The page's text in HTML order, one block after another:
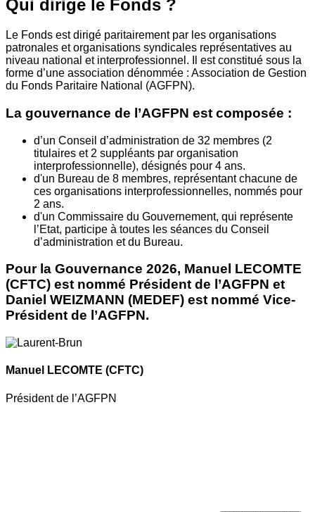
Qui dirige le Fonds ?
Le Fonds est dirigé paritairement par les organisations
patronales et organisations syndicales représentatives au
niveau national et interprofessionnel. Il est constitué sous la
forme d’une association dénommée : Association de Gestion
du Fonds Paritaire National (AGFPN).
La gouvernance de l’AGFPN est composée :
d’un Conseil d’administration de 32 membres (2
titulaires et 2 suppléants par organisation
interprofessionnelle), désignés pour 4 ans.
d'un Bureau de 8 membres, représentant chacune de
ces organisations interprofessionnelles, nommés pour
2 ans.
d'un Commissaire du Gouvernement, qui représente
l’Etat, participe à toutes les séances du Conseil
d’administration et du Bureau.
Pour la Gouvernance 2026, Manuel LECOMTE
(CFTC) est nommé Président de l’AGFPN et
Daniel WEIZMANN (MEDEF) est nommé Vice-
Président de l’AGFPN.
Manuel LECOMTE (CFTC)
Président de l’AGFPN